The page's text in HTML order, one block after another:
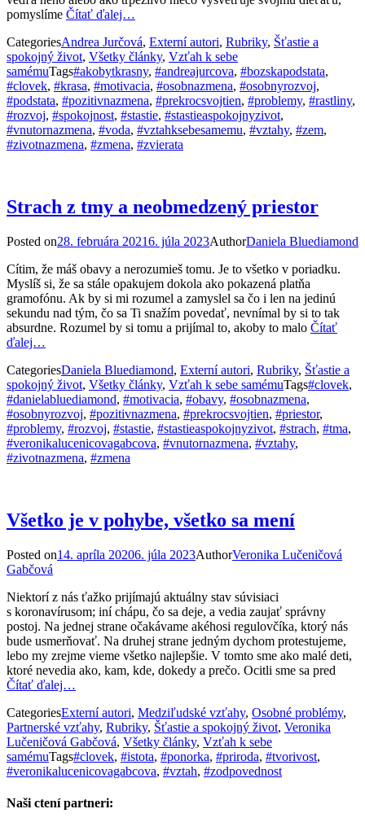
pomyslíme Čítať ďalej…
CategoriesAndrea Jurčová, Externí autori, Rubriky, Šťastie a
spokojný život, Všetky články, Vzťah k sebe
samémuTags#akobytkrasny, #andreajurcova, #bozskapodstata,
#clovek, #krasa, #motivacia, #osobnazmena, #osobnyrozvoj,
#podstata, #pozitivnazmena, #prekrocsvojtien, #problemy, #rastliny,
#rozvoj, #spokojnost, #stastie, #stastieaspokojnyzivot,
#vnutornazmena, #voda, #vztahksebesamemu, #vztahy, #zem,
#zivotnazmena, #zmena, #zvierata
Strach z tmy a neobmedzený priestor
Posted on28. februára 20216. júla 2023AuthorDaniela Bluediamond
Cítim, že máš obavy a nerozumieš tomu. Je to všetko v poriadku.
Myslíš si, že sa stále opakujem dokola ako pokazená platňa
gramofónu. Ak by si mi rozumel a zamyslel sa čo i len na jedinú
sekundu nad tým, čo sa Ti snažím povedať, nevnímal by si to tak
absurdne. Rozumel by si tomu a prijímal to, akoby to malo Čítať
ďalej…
CategoriesDaniela Bluediamond, Externí autori, Rubriky, Šťastie a
spokojný život, Všetky články, Vzťah k sebe samémuTags#clovek,
#danielabluediamond, #motivacia, #obavy, #osobnazmena,
#osobnyrozvoj, #pozitivnazmena, #prekrocsvojtien, #priestor,
#problemy, #rozvoj, #stastie, #stastieaspokojnyzivot, #strach, #tma,
#veronikalucenicovagabcova, #vnutornazmena, #vztahy,
#zivotnazmena, #zmena
Všetko je v pohybe, všetko sa mení
Posted on14. apríla 20206. júla 2023AuthorVeronika Lučeničová
Gabčová
Niektorí z nás ťažko prijímajú aktuálny stav súvisiaci
s koronavírusom; iní chápu, čo sa deje, a vedia zaujať správny
postoj. Na jednej strane očakávame akéhosi regulovčíka, ktorý nás
bude usmerňovať. Na druhej strane jedným dychom protestujeme,
lebo my zrejme vieme všetko najlepšie. V tomto sme ako malé deti,
ktoré nevedia ako, kam, kde, dokedy a prečo. Ocitli sme sa pred
Čítať ďalej…
CategoriesExterní autori, Medziľudské vzťahy, Osobné problémy,
Partnerské vzťahy, Rubriky, Šťastie a spokojný život, Veronika
Lučeničová Gabčová, Všetky články, Vzťah k sebe
samémuTags#clovek, #istota, #ponorka, #priroda, #tvorivost,
#veronikalucenicovagabcova, #vztah, #zodpovednost
Naši ctení partneri: